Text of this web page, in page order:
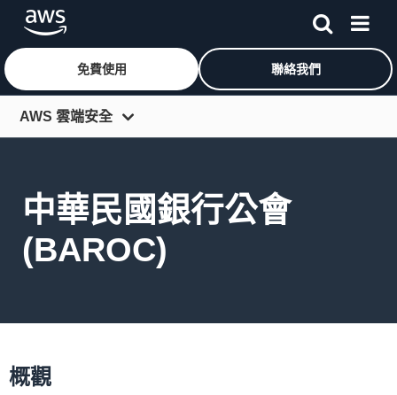
跳至主要內容
免費使用 聯絡我們
AWS 雲端安全
使用案例
合規
資料保護
合作夥伴
中華民國銀行公會
(BAROC)
概觀